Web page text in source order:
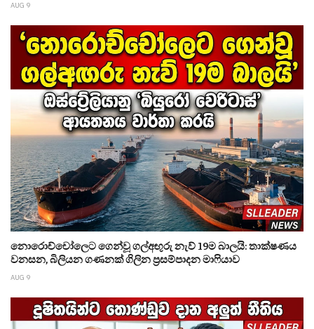
AUG 9
නොරොච්චෝලෙට ගෙන්වූ ගල්අඟුරු නැව් 19ම බාලයි: තාක්ෂණය
වනසන, බිලියන ගණනක් ගිලින ප්‍රසම්පාදන මාෆියාව
AUG 9